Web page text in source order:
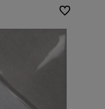
Do ulubionych
Do ulubionych